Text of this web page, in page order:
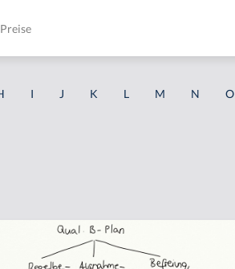
Preise
I J K L M N O